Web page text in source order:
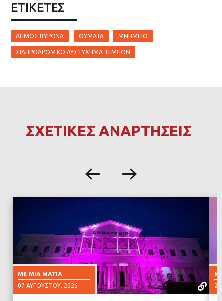
ΕΤΙΚΈΤΕΣ
ΔΉΜΟΣ ΒΎΡΩΝΑ ΘΎΜΑΤΑ ΜΝΗΜΕΊΟ
ΣΙΔΗΡΟΔΡΟΜΙΚΌ ΔΥΣΤΎΧΗΜΑ ΤΕΜΠΏΝ
ΣΧΕΤΙΚΕΣ ΑΝΑΡΤΗΣΕΙΣ
ΜΕ ΜΙΑ ΜΑΤΙΆ
07 ΑΥΓΟΎΣΤΟΥ, 2026